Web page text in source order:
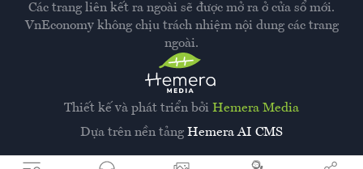
Thiết kế và phát triển bởi Hemera Media
Dựa trên nền tảng Hemera AI CMS
Các trang liên kết ra ngoài sẽ được mở ra ở cửa sổ mới.
VnEconomy không chịu trách nhiệm nội dung các trang
ngoài.